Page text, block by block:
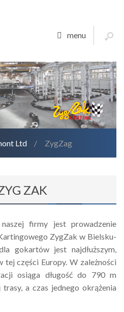
menu
Ltd / ZygZag
ZAK
naszej firmy jest prowadzenie
ZygZak w Bielsku-
gokartów jest najdłuższym,
części Europy. W zależności
osiąga długość do 790 m
a czas jednego okrążenia